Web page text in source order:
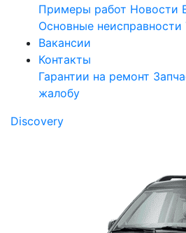
Примеры работ Новости
Основные неисправности
Вакансии
Контакты
Гарантии на ремонт
жалобу
Discovery